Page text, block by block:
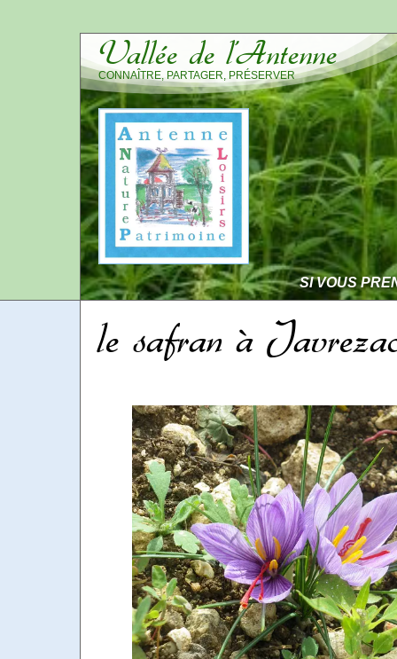
Vallée de l’Antenne
CONNAÎTRE, PARTAGER, PRÉSERVER
SI VOUS
le safran à